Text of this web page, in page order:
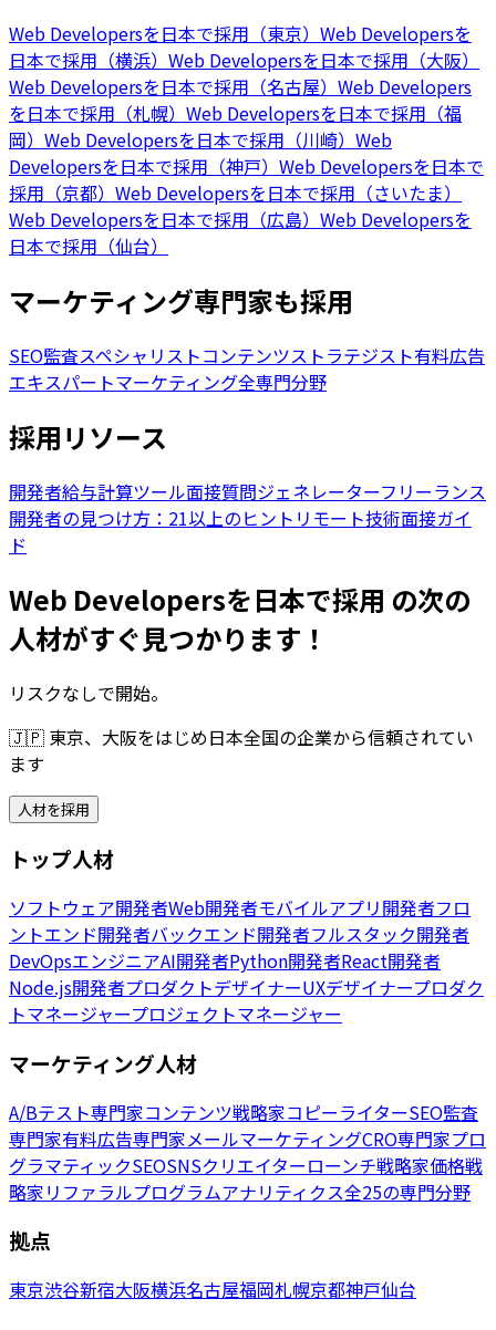
Web Developersを日本で採用（東京） Web Developersを
日本で採用（横浜） Web Developersを日本で採用（大阪）
Web Developersを日本で採用（名古屋） Web Developers
を日本で採用（札幌） Web Developersを日本で採用（福
岡） Web Developersを日本で採用（川崎） Web
Developersを日本で採用（神戸） Web Developersを日本で
採用（京都） Web Developersを日本で採用（さいたま）
Web Developersを日本で採用（広島） Web Developersを
日本で採用（仙台）
マーケティング専門家も採用
SEO監査スペシャリストコンテンツストラテジスト有料広告
エキスパートマーケティング全専門分野
採用リソース
開発者給与計算ツール面接質問ジェネレーターフリーランス
開発者の見つけ方：21以上のヒント リモート技術面接ガイ
ド
Web Developersを日本で採用 の次の
人材がすぐ見つかります！
リスクなしで開始。
🇯🇵 東京、大阪をはじめ日本全国の企業から信頼されてい
ます
人材を採用
トップ人材
ソフトウェア開発者Web開発者モバイルアプリ開発者フロ
ントエンド開発者バックエンド開発者フルスタック開発者
DevOpsエンジニアAI開発者Python開発者React開発者
Node.js開発者プロダクトデザイナーUXデザイナープロダク
トマネージャープロジェクトマネージャー
マーケティング人材
A/Bテスト専門家コンテンツ戦略家コピーライターSEO監査
専門家有料広告専門家メールマーケティングCRO専門家プロ
グラマティックSEOSNSクリエイターローンチ戦略家価格戦
略家リファラルプログラムアナリティクス全25の専門分野
拠点
東京渋谷新宿大阪横浜名古屋福岡札幌京都神戸仙台